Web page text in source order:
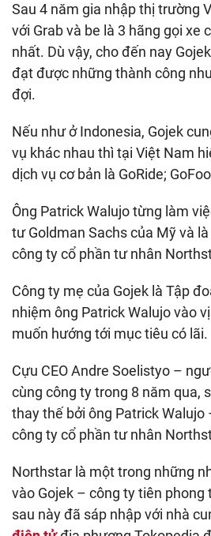
Sau 4 năm gia nhập thị trường
với Grab và be là 3 hãng gọi xe
nhất. Dù vậy, cho đến nay
đạt được những thành công
đợi.
Nếu như ở Indonesia, Gojek
vụ khác nhau thì tại Việt Nam
dịch vụ cơ bản là GoRide;
Ông Patrick Walujo từng làm
tư Goldman Sachs của Mỹ và
công ty cổ phần tư nhân
Công ty mẹ của Gojek là Tập
nhiệm ông Patrick Walujo vào
muốn hướng tới mục tiêu có lãi.
Cựu CEO Andre Soelistyo –
cùng công ty trong 8 năm qua,
thay thế bởi ông Patrick Walujo
công ty cổ phần tư nhân
Northstar là một trong những
vào Gojek – công ty tiên phong
sau này đã sáp nhập với nhà